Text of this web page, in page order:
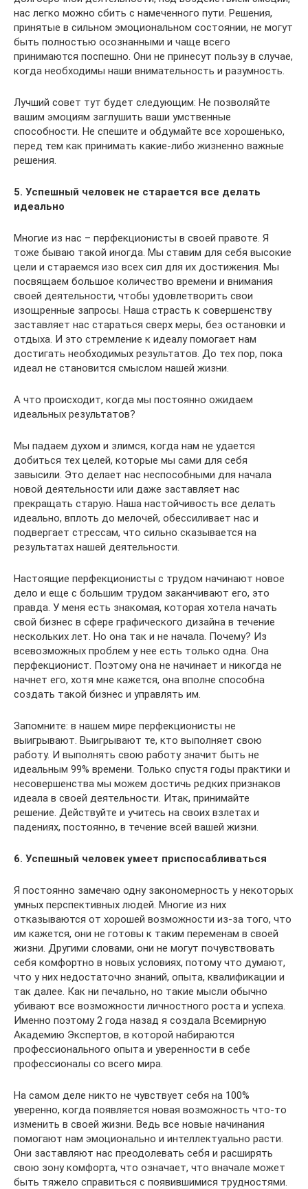
нас легко можно сбить с намеченного пути. Решения,
принятые в сильном эмоциональном состоянии, не могут
быть полностью осознанными и чаще всего
принимаются поспешно. Они не принесут пользу в случае,
когда необходимы наши внимательность и разумность.
Лучший совет тут будет следующим: Не позволяйте
вашим эмоциям заглушить ваши умственные
способности. Не спешите и обдумайте все хорошенько,
перед тем как принимать какие-либо жизненно важные
решения.
5. Успешный человек не старается все делать
идеально
Многие из нас – перфекционисты в своей правоте. Я
тоже бываю такой иногда. Мы ставим для себя высокие
цели и стараемся изо всех сил для их достижения. Мы
посвящаем большое количество времени и внимания
своей деятельности, чтобы удовлетворить свои
изощренные запросы. Наша страсть к совершенству
заставляет нас стараться сверх меры, без остановки и
отдыха. И это стремление к идеалу помогает нам
достигать необходимых результатов. До тех пор, пока
идеал не становится смыслом нашей жизни.
А что происходит, когда мы постоянно ожидаем
идеальных результатов?
Мы падаем духом и злимся, когда нам не удается
добиться тех целей, которые мы сами для себя
завысили. Это делает нас неспособными для начала
новой деятельности или даже заставляет нас
прекращать старую. Наша настойчивость все делать
идеально, вплоть до мелочей, обессиливает нас и
подвергает стрессам, что сильно сказывается на
результатах нашей деятельности.
Настоящие перфекционисты с трудом начинают новое
дело и еще с большим трудом заканчивают его, это
правда. У меня есть знакомая, которая хотела начать
свой бизнес в сфере графического дизайна в течение
нескольких лет. Но она так и не начала. Почему? Из
всевозможных проблем у нее есть только одна. Она
перфекционист. Поэтому она не начинает и никогда не
начнет его, хотя мне кажется, она вполне способна
создать такой бизнес и управлять им.
Запомните: в нашем мире перфекционисты не
выигрывают. Выигрывают те, кто выполняет свою
работу. И выполнять свою работу значит быть не
идеальным 99% времени. Только спустя годы практики и
несовершенства мы можем достичь редких признаков
идеала в своей деятельности. Итак, принимайте
решение. Действуйте и учитесь на своих взлетах и
падениях, постоянно, в течение всей вашей жизни.
6. Успешный человек умеет приспосабливаться
Я постоянно замечаю одну закономерность у некоторых
умных перспективных людей. Многие из них
отказываются от хорошей возможности из-за того, что
им кажется, они не готовы к таким переменам в своей
жизни. Другими словами, они не могут почувствовать
себя комфортно в новых условиях, потому что думают,
что у них недостаточно знаний, опыта, квалификации и
так далее. Как ни печально, но такие мысли обычно
убивают все возможности личностного роста и успеха.
Именно поэтому 2 года назад я создала Всемирную
Академию Экспертов, в которой набираются
профессионального опыта и уверенности в себе
профессионалы со всего мира.
На самом деле никто не чувствует себя на 100%
уверенно, когда появляется новая возможность что-то
изменить в своей жизни. Ведь все новые начинания
помогают нам эмоционально и интеллектуально расти.
Они заставляют нас преодолевать себя и расширять
свою зону комфорта, что означает, что вначале может
быть тяжело справиться с появившимися трудностями.